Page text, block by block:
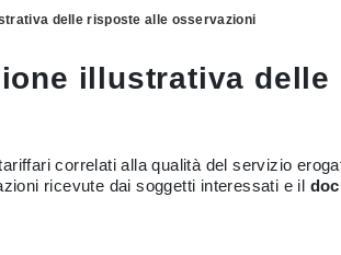
delle risposte alle osservazioni
illustrativa
correlati alla qualità del servizio
ricevute dai soggetti interessati e il